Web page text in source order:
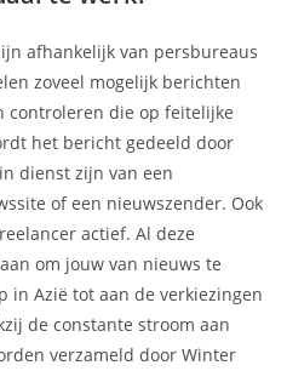
afhankelijk van persbureaus
zoveel mogelijk berichten
die op feitelijke
het bericht gedeeld door
dienst zijn van een
of een nieuwszender. Ook
actief. Al deze
om jouw van nieuws te
in Azië tot aan de verkiezingen
de constante stroom aan
verzameld door Winter